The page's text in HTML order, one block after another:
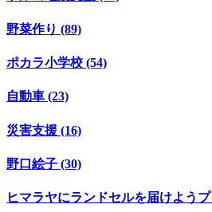
野菜作り (89)
ポカラ小学校 (54)
自動車 (23)
災害支援 (16)
野口絵子 (30)
ヒマラヤにランドセルを届けよう